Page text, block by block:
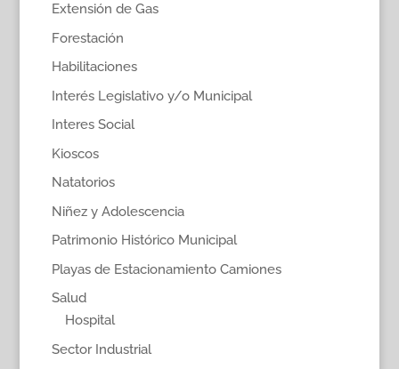
Extensión de Gas
Forestación
Habilitaciones
Interés Legislativo y/o Municipal
Interes Social
Kioscos
Natatorios
Niñez y Adolescencia
Patrimonio Histórico Municipal
Playas de Estacionamiento Camiones
Salud
Hospital
Sector Industrial